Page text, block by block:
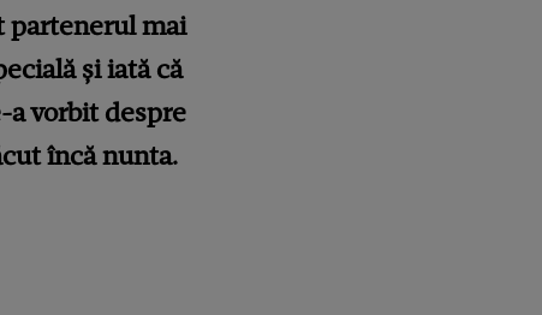
partenerul mai
și iată că
a vorbit despre
încă nunta.